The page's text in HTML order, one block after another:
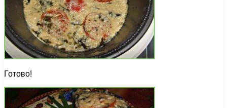
Готово!